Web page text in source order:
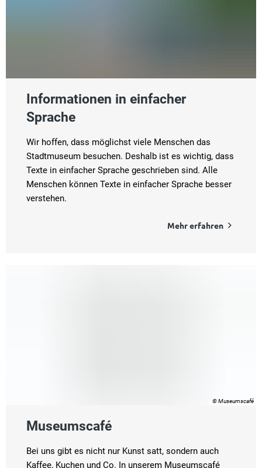
Informationen in einfacher
Sprache
Wir hoffen, dass möglichst viele Menschen das
Stadtmuseum besuchen. Deshalb ist es wichtig, dass
Texte in einfacher Sprache geschrieben sind. Alle
Menschen können Texte in einfacher Sprache besser
verstehen.
Mehr erfahren
© Museumscafé
Museumscafé
Bei uns gibt es nicht nur Kunst satt, sondern auch
Kaffee, Kuchen und Co. In unserem Museumscafé